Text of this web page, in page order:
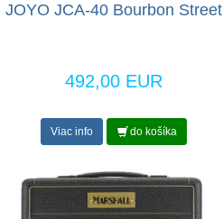
JOYO JCA-40 Bourbon Street
492,00 EUR
Viac info do košíka